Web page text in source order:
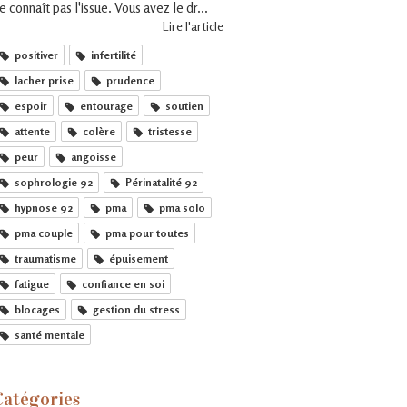
connaît pas l'issue. Vous avez le dr...
Lire l'article
positiver
infertilité
lacher prise
prudence
espoir
entourage
soutien
attente
colère
tristesse
peur
angoisse
sophrologie 92
Périnatalité 92
hypnose 92
pma
pma solo
pma couple
pma pour toutes
traumatisme
épuisement
fatigue
confiance en soi
blocages
gestion du stress
santé mentale